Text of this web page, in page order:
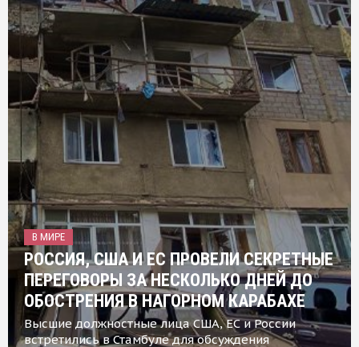
В МИРЕ
РОССИЯ, США И ЕС ПРОВЕЛИ СЕКРЕТНЫЕ
ПЕРЕГОВОРЫ ЗА НЕСКОЛЬКО ДНЕЙ ДО
ОБОСТРЕНИЯ В НАГОРНОМ КАРАБАХЕ
Высшие должностные лица США, ЕС и России
встретились в Стамбуле для обсуждения